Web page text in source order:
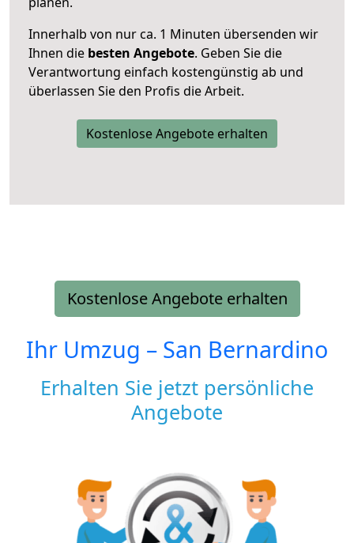
Innerhalb von nur ca. 1 Minuten übersenden wir
Ihnen die besten Angebote. Geben Sie die
Verantwortung einfach kostengünstig ab und
überlassen Sie den Profis die Arbeit.
Kostenlose Angebote erhalten
Kostenlose Angebote erhalten
Ihr Umzug – San Bernardino
Erhalten Sie jetzt persönliche
Angebote